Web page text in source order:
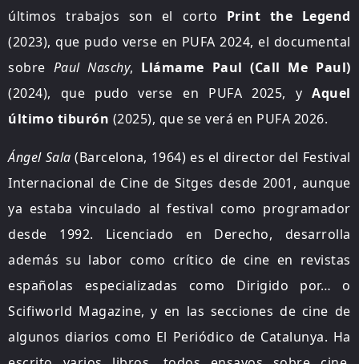
últimos trabajos son el corto Print the Legend
(2023), que pudo verse en PUFA 2024, el documental
sobre Paul Naschy, Llámame Paul (Call Me Paul)
(2024), que pudo verse en PUFA 2025, yAquel
último tiburón (2025), que se verá en PUFA 2026.
Ángel Sala (Barcelona, 1964) es el director del Festival
Internacional de Cine de Sitges desde 2001, aunque
ya estaba vinculado al festival como programador
desde 1992. Licenciado en Derecho, desarrolla
además su labor como crítico de cine en revistas
españolas especializadas como Dirigido por… o
Scifiworld Magazine, y en las secciones de cine de
algunos diarios como El Periódico de Catalunya. Ha